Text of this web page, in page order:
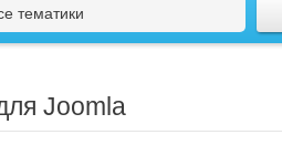
тематики
Joomla